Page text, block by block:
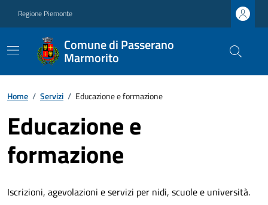
Regione Piemonte
Comune di Passerano
Marmorito
Home / Servizi / Educazione e formazione
Educazione e
formazione
Iscrizioni, agevolazioni e servizi per nidi, scuole e università.